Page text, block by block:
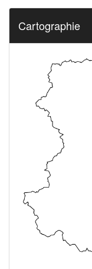
Cartographie